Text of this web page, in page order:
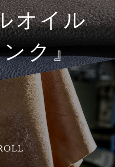
オイル
ク』